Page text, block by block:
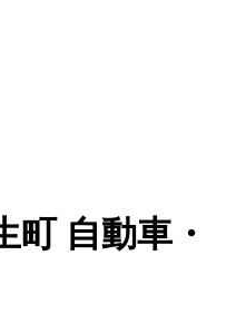
町 自動車・